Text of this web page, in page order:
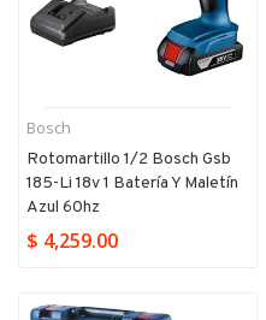
Bosch
Rotomartillo 1/2 Bosch Gsb
185-Li 18v 1 Batería Y Maletín
Azul 60hz
$ 4,259.00